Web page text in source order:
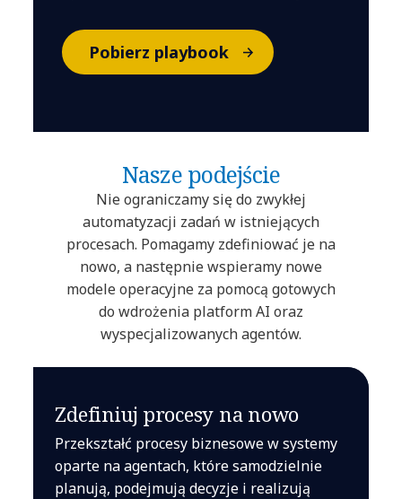
Pobierz playbook
Nasze podejście
Nie ograniczamy się do zwykłej
automatyzacji zadań w istniejących
procesach. Pomagamy zdefiniować je na
nowo, a następnie wspieramy nowe
modele operacyjne za pomocą gotowych
do wdrożenia platform AI oraz
wyspecjalizowanych agentów.
Zdefiniuj procesy na nowo
Przekształć procesy biznesowe w systemy
oparte na agentach, które samodzielnie
planują, podejmują decyzje i realizują